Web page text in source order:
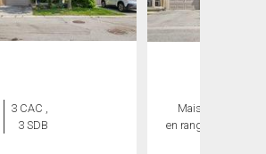
3 CAC ,
3 SDB
Maison
en rangée